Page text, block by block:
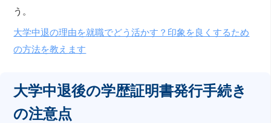
う。
大学中退の理由を就職でどう活かす？印象を良くするため
の方法を教えます
大学中退後の学歴証明書発行手続き
の注意点